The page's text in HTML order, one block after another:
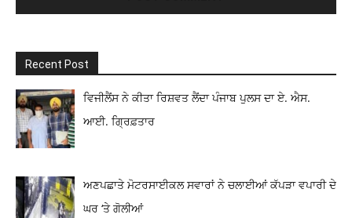
Recent Post
ਵਿਜੀਲੈਂਸ ਨੇ ਕੀਤਾ ਰਿਸ਼ਵਤ ਲੈਂਦਾ ਪੰਜਾਬ ਪੁਲਸ ਦਾ ਏ. ਐਸ.
ਆਈ. ਗ੍ਰਿਫ਼ਤਾਰ
ਅਣਪਛਾਤੇ ਮੋਟਰਸਾਈਕਲ ਸਵਾਰਾਂ ਨੇ ਚਲਾਈਆਂ ਕੱਪੜਾ ਵਪਾਰੀ ਦੇ
ਘਰ ‘ਤੇ ਗੋਲੀਆਂ